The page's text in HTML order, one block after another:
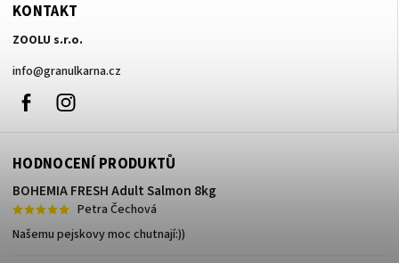
KONTAKT
ZOOLU s.r.o.
info@granulkarna.cz
Facebook
HODNOCENÍ PRODUKTŮ
BOHEMIA FRESH Adult Salmon 8kg
Petra Čechová
Našemu pejskovy moc chutnají:))